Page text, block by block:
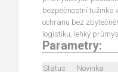
bezpečnostní tužinka
ochranu bez
logistiku, lehký
Parametry:
Status
Novinka